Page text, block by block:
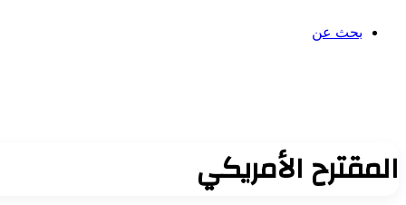
بحث عن
المقترح الأمريكي